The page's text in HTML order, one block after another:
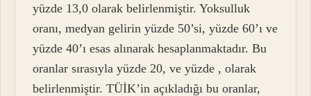
yüzde 13,0 olarak belirlenmiştir. Yoksulluk
oranı, medyan gelirin yüzde 50’si, yüzde 60’ı ve
yüzde 40’ı esas alınarak hesaplanmaktadır. Bu
oranlar sırasıyla yüzde 20, ve yüzde , olarak
belirlenmiştir. TÜİK’in açıkladığı bu oranlar,